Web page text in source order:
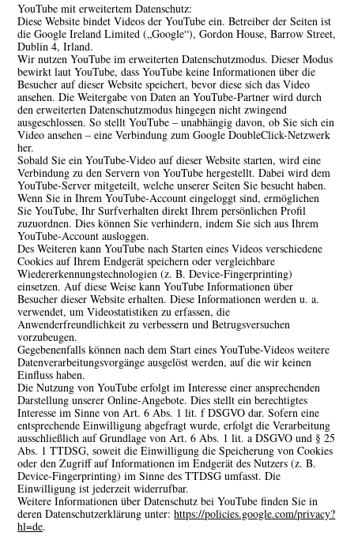
YouTube mit erweitertem Datenschutz:
Diese Website bindet Videos der YouTube ein. Betreiber der Seiten ist
die Google Ireland Limited („Google“), Gordon House, Barrow Street,
Dublin 4, Irland.
Wir nutzen YouTube im erweiterten Datenschutzmodus. Dieser Modus
bewirkt laut YouTube, dass YouTube keine Informationen über die
Besucher auf dieser Website speichert, bevor diese sich das Video
ansehen. Die Weitergabe von Daten an YouTube-Partner wird durch
den erweiterten Datenschutzmodus hingegen nicht zwingend
ausgeschlossen. So stellt YouTube – unabhängig davon, ob Sie sich ein
Video ansehen – eine Verbindung zum Google DoubleClick-Netzwerk
her.
Sobald Sie ein YouTube-Video auf dieser Website starten, wird eine
Verbindung zu den Servern von YouTube hergestellt. Dabei wird dem
YouTube-Server mitgeteilt, welche unserer Seiten Sie besucht haben.
Wenn Sie in Ihrem YouTube-Account eingeloggt sind, ermöglichen
Sie YouTube, Ihr Surfverhalten direkt Ihrem persönlichen Profil
zuzuordnen. Dies können Sie verhindern, indem Sie sich aus Ihrem
YouTube-Account ausloggen.
Des Weiteren kann YouTube nach Starten eines Videos verschiedene
Cookies auf Ihrem Endgerät speichern oder vergleichbare
Wiedererkennungstechnologien (z. B. Device-Fingerprinting)
einsetzen. Auf diese Weise kann YouTube Informationen über
Besucher dieser Website erhalten. Diese Informationen werden u. a.
verwendet, um Videostatistiken zu erfassen, die
Anwenderfreundlichkeit zu verbessern und Betrugsversuchen
vorzubeugen.
Gegebenenfalls können nach dem Start eines YouTube-Videos weitere
Datenverarbeitungsvorgänge ausgelöst werden, auf die wir keinen
Einfluss haben.
Die Nutzung von YouTube erfolgt im Interesse einer ansprechenden
Darstellung unserer Online-Angebote. Dies stellt ein berechtigtes
Interesse im Sinne von Art. 6 Abs. 1 lit. f DSGVO dar. Sofern eine
entsprechende Einwilligung abgefragt wurde, erfolgt die Verarbeitung
ausschließlich auf Grundlage von Art. 6 Abs. 1 lit. a DSGVO und § 25
Abs. 1 TTDSG, soweit die Einwilligung die Speicherung von Cookies
oder den Zugriff auf Informationen im Endgerät des Nutzers (z. B.
Device-Fingerprinting) im Sinne des TTDSG umfasst. Die
Einwilligung ist jederzeit widerrufbar.
Weitere Informationen über Datenschutz bei YouTube finden Sie in
deren Datenschutzerklärung unter:https://policies.google.com/privacy?
hl=de.